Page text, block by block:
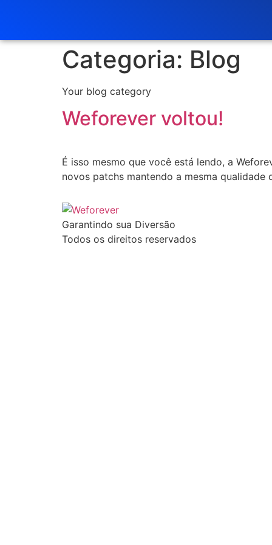
Categoria: Blog
Your blog category
Weforever voltou!
É isso mesmo que você está lendo, a
novos patchs mantendo a mesma qualidade
Garantindo sua Diversão
Todos os direitos reservados